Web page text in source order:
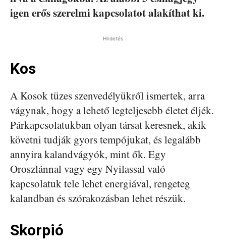
igen erős szerelmi kapcsolatot alakíthat ki.
Hirdetés
Kos
A Kosok tüzes szenvedélyükről ismertek, arra
vágynak, hogy a lehető legteljesebb életet éljék.
Párkapcsolatukban olyan társat keresnek, akik
követni tudják gyors tempójukat, és legalább
annyira kalandvágyók, mint ők. Egy
Oroszlánnal vagy egy Nyilassal való
kapcsolatuk tele lehet energiával, rengeteg
kalandban és szórakozásban lehet részük.
Skorpió